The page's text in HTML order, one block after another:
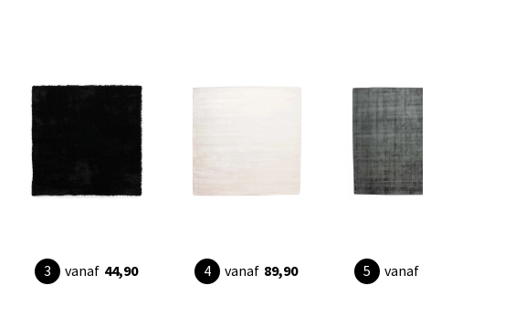
vanaf 44,90 vanaf 89,90 vanaf